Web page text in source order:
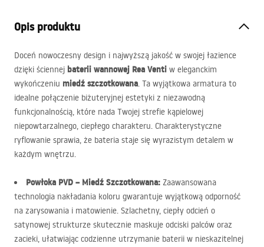
Opis produktu
Doceń nowoczesny design i najwyższą jakość w swojej łazience
dzięki ściennej baterii wannowej Rea Venti w eleganckim
wykończeniu miedź szczotkowana. Ta wyjątkowa armatura to
idealne połączenie biżuteryjnej estetyki z niezawodną
funkcjonalnością, które nada Twojej strefie kąpielowej
niepowtarzalnego, ciepłego charakteru. Charakterystyczne
ryflowanie sprawia, że bateria staje się wyrazistym detalem w
każdym wnętrzu.
Powłoka PVD – Miedź Szczotkowana: Zaawansowana
technologia nakładania koloru gwarantuje wyjątkową odporność
na zarysowania i matowienie. Szlachetny, ciepły odcień o
satynowej strukturze skutecznie maskuje odciski palców oraz
zacieki, ułatwiając codzienne utrzymanie baterii w nieskazitelnej